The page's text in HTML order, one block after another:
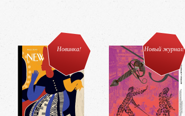
Новинка! Новый журнал!